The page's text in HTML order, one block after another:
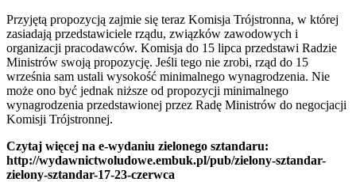
Przyjętą propozycją zajmie się teraz Komisja Trójstronna, w której
zasiadają przedstawiciele rządu, związków zawodowych i
organizacji pracodawców. Komisja do 15 lipca przedstawi Radzie
Ministrów swoją propozycję. Jeśli tego nie zrobi, rząd do 15
września sam ustali wysokość minimalnego wynagrodzenia. Nie
może ono być jednak niższe od propozycji minimalnego
wynagrodzenia przedstawionej przez Radę Ministrów do negocjacji
Komisji Trójstronnej.
Czytaj więcej na e-wydaniu zielonego sztandaru:
http://wydawnictwoludowe.embuk.pl/pub/zielony-sztandar-
zielony-sztandar-17-23-czerwca